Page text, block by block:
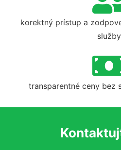
korektný prístup a
služby
transparentné ceny bez